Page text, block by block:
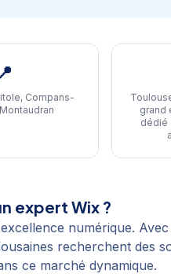
Compans-
grand
dédié
expert Wix ?
numérique.
recherchent des
ce marché dynamique.